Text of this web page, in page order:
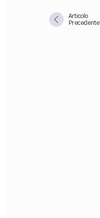
Articolo
Precedente